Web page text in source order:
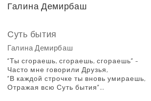
Галина Демирбаш
Суть бытия
Галина Демирбаш
“Ты сгораешь, сгораешь, сгораешь” –
Часто мне говорили Друзья,
“В каждой строчке ты вновь умираешь,
Отражая всю Суть бытия”…